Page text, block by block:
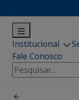
Institucional
Fale Conosco
Pesquisar
por: